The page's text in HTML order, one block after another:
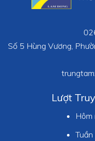
Số 5 Hùng Vương,
Lượt
Hôm
Tuần